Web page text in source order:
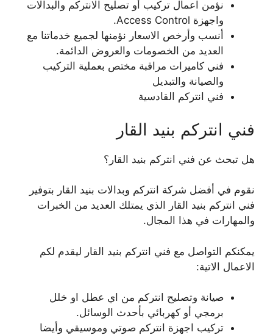
نؤمن اعمال تركيب أو تصليح الانتركم والبدالات
واجهزة Access Control.
أنسب وأرخص الاسعار نؤمنها لجميع خدماتنا مع
العديد من الخصومات والعروض الدائمة.
فني كاميرات مراقبة مختص بعملية التركيب
والصيانة والتبديل
فني انتركم القادسية
فني انتركم بنيد القار
هل تبحث عن فني انتركم بنيد القار؟
نقوم في أفضل شركة انتركم وبدالات بنيد القار بتوفير
فني انتركم بنيد القار الذي يمتلك العديد من الخبرات
والمهارات في هذا المجال.
يمكنكم التواصل مع فني انتركم بنيد القار ليقدم لكم
الاعمال الاتية:
صيانة وتصليح انتركم من اي عطل او خلل
برمجي أو كهربائي بأحدث الوسائل.
تركيب اجهزة انتركم صوتي وموسيقي وأيضا